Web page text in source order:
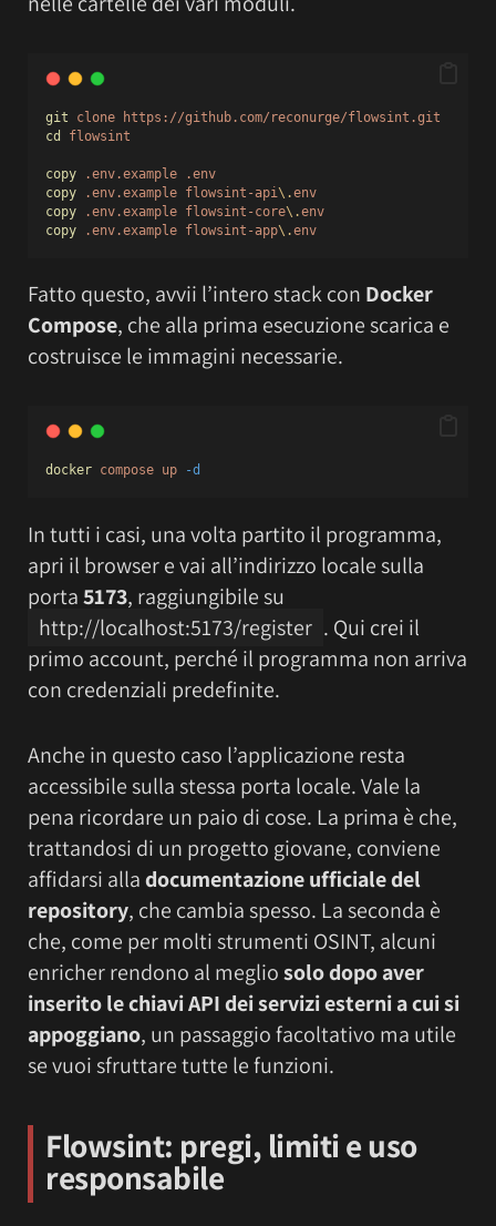
git clone
https://github.com/reconurge/flowsint.git
cd
flowsint
copy .env.example
.env
copy
.env.example flowsint-api\.env
copy
.env.example flowsint-core\.env
copy
.env.example flowsint-app\.env
Fatto questo, avvii l’intero stack con Docker
Compose, che alla prima esecuzione scarica e
costruisce le immagini necessarie.
docker compose up -d
In tutti i casi, una volta partito il programma,
apri il browser e vai all’indirizzo locale sulla
porta5173, raggiungibile su
http://localhost:5173/register . Qui crei il
primo account, perché il programma non arriva
con credenziali predefinite.
Anche in questo caso l’applicazione resta
accessibile sulla stessa porta locale. Vale la
pena ricordare un paio di cose. La prima è che,
trattandosi di un progetto giovane, conviene
affidarsi alladocumentazione ufficiale del
repository, che cambia spesso. La seconda è
che, come per molti strumenti OSINT, alcuni
enricher rendono al megliosolo dopo aver
inserito le chiavi API dei servizi esterni a cui si
appoggiano, un passaggio facoltativo ma utile
se vuoi sfruttare tutte le funzioni.
Flowsint: pregi, limiti e uso
responsabile